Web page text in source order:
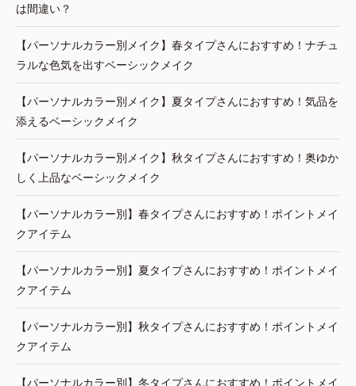
は間違い？
【パーソナルカラー別メイク】春タイプさんにおすすめ！ナチュ
ラルな色気を出すベーシックメイク
【パーソナルカラー別メイク】夏タイプさんにおすすめ！気品を
添えるベーシックメイク
【パーソナルカラー別メイク】秋タイプさんにおすすめ！奥ゆか
しく上品なベーシックメイク
【パーソナルカラー別】春タイプさんにおすすめ！ポイントメイ
クアイテム
【パーソナルカラー別】夏タイプさんにおすすめ！ポイントメイ
クアイテム
【パーソナルカラー別】秋タイプさんにおすすめ！ポイントメイ
クアイテム
【パーソナルカラー別】冬タイプさんにおすすめ！ポイントメイ